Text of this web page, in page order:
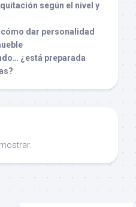
según el nivel y
dar personalidad
¿está preparada